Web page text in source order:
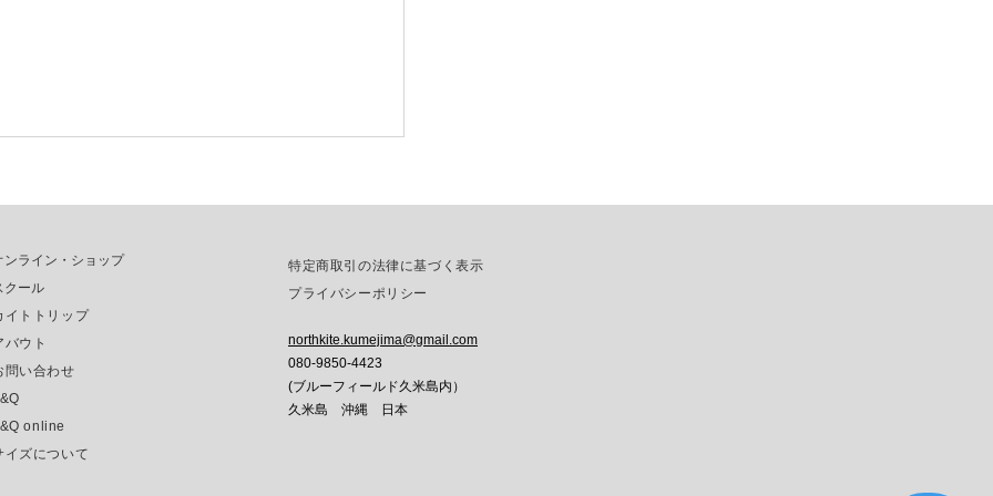
ンライン・ショップ
クール
イトトリップ
バウト
問い合わせ
online
イズについて
特定商取引の法律に基づく表示
プライバシーポリシー
northkite.kumejima@gmail.com
080-9850-4423
(ブルーフィールド久米島内）
​久米島 沖縄 日本